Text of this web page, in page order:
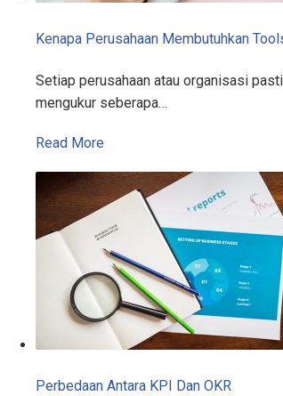
Kenapa Perusahaan Membutuhkan
Setiap perusahaan atau organisasi
mengukur seberapa…
Read More
Perbedaan Antara KPI Dan OKR